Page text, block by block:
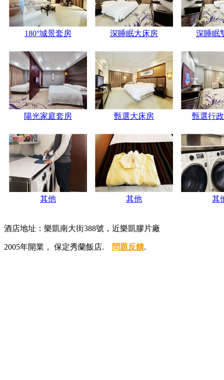
180°城景套房 深睡眠大床房 深睡眠
陽光家庭套房 甄選大床房 甄選行
其他 其他 其
酒店地址：樂凱南大街388號，近樂凱膠片廠
2005年開業， 保定秀蘭飯店. 問題反饋.